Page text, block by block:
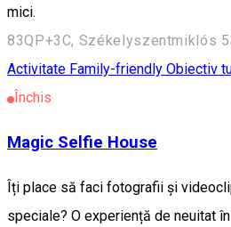
mici.
83QP+3C, Székelyszentmiklós
Activitate Family-friendly Obiectiv
Închis
Magic Selfie House
Îți place să faci fotografii și
speciale? O experiență de neuitat